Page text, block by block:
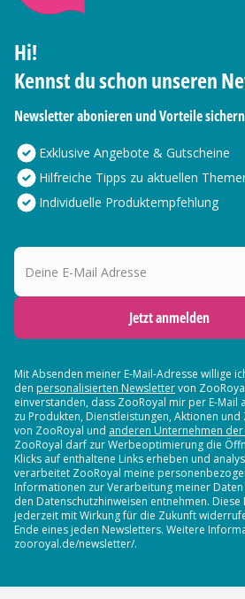
Hi!
Kennst du schon unseren
Newsletter abonieren und Vorteile
Exklusive Angebote & Gutscheine
Hilfreiche Tipps zu aktuellen
Individuelle Produktempfehlung
Deine E-Mail Adresse
Jetzt anmelden
Mit Absenden meiner E-Mail-Adresse willige
den personalisierten Newslettervon
einverstanden, dass ZooRoyal mir per E-Mail
zu Produkten, Dienstleistungen, Aktionen
von ZooRoyal und anderen Unternehmen der
ZooRoyal darf zur Werbeoptimierung die
Klicks auf enthaltene Links erheben und
verarbeitet ZooRoyal meine
Informationen zur Verarbeitung meiner Daten
den Datenschutzhinweisen entnehmen. Diese
jederzeit mit Wirkung für die Zukunft
Ende eines jeden Newsletters. Weitere
zooroyal.de/newsletter/.